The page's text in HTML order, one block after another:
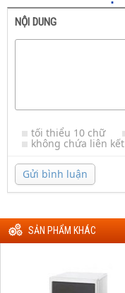
NỘI DUNG
tối thiểu 10 chữ
không chứa liên kết
Gửi bình luận
SẢN PHẨM KHÁC